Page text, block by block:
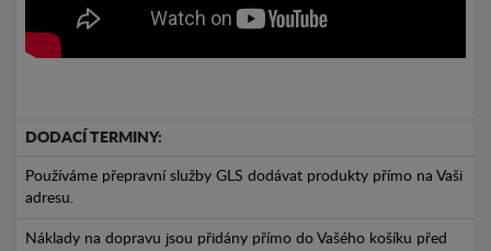
DODACÍ TERMINY:
Používáme přepravní služby GLS dodávat produkty přímo na Vaši
adresu.
Náklady na dopravu jsou přidány přímo do Vašého košíku před